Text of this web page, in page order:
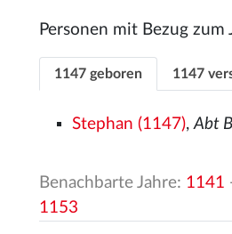
Personen mit Bezug zum
1147 geboren 1147
Stephan (1147),Abt
Benachbarte Jahre: 1141
1153